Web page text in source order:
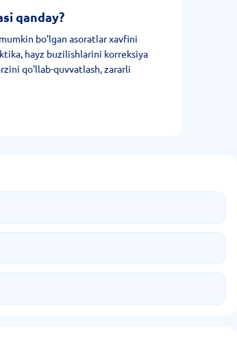
qanday?
bo'lgan asoratlar xavfini
hayz buzilishlarini korreksiya
qo'llab-quvvatlash, zararli